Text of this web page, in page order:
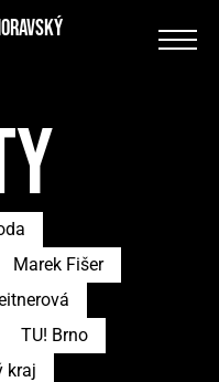
Marek Fišer
TU! Brno
kraj